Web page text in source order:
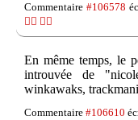
Commentaire #106578
👍🏽 👎🏽
En même temps, le
introuvée de
winkawaks,
Commentaire #106610